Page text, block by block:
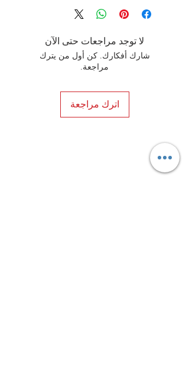
لا توجد مراجعات حتى الآن
شارك أفكارك. كن أول من يترك
مراجعة.
اترك مراجعة